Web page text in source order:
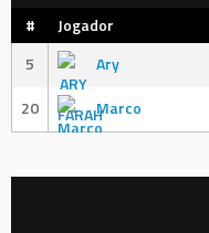
# Jogador
5
Ary
20
Marco